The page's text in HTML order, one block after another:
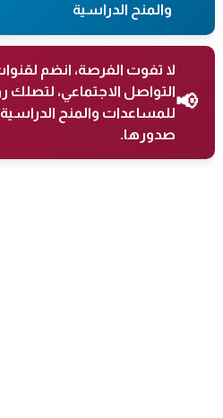
والمنح الدراسية
📢
لا تفوت الفرصة، انضم
التواصل الاجتماعي، لتصلك
للمساعدات والمنح
صدورها.